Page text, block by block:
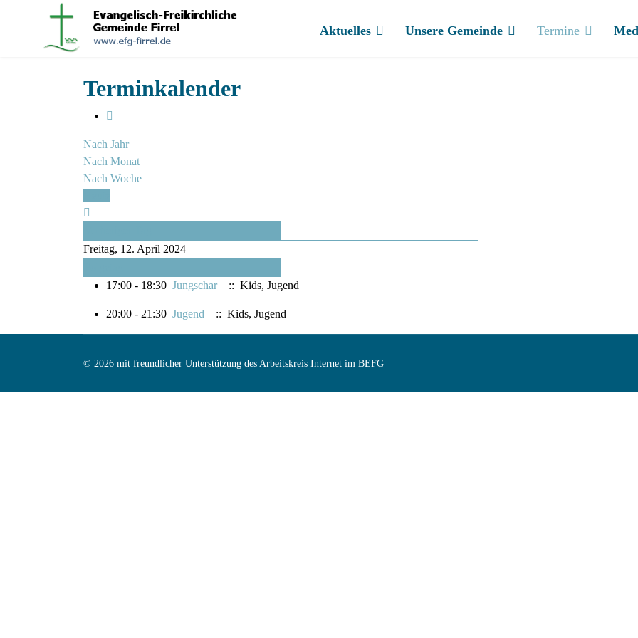
Aktuelles Unsere Gemeinde Termine
Terminkalender
Nach Jahr
Nach Monat
Nach Woche
Freitag, 12. April 2024
17:00 - 18:30 Jungschar :: Kids, Jugend
20:00 - 21:30 Jugend :: Kids, Jugend
© 2026 mit freundlicher Unterstützung des Arbeitskreis Internet im BEFG